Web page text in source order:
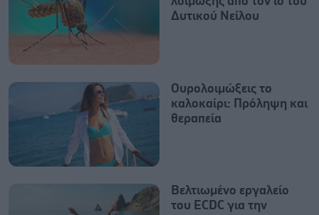
Δυτικού Νείλου
Ουρολοιμώξεις το
καλοκαίρι: Πρόληψη και
θεραπεία
Βελτιωμένο εργαλείο
του ECDC για την